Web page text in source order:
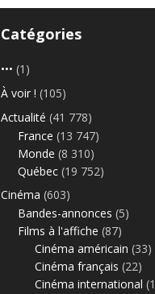
Catégories
••• (1)
À voir ! (105)
Actualité (41 778)
France (13 747)
Monde (8 310)
Québec (19 752)
Cinéma (603)
Bandes-annonces (5)
Films à l'affiche (87)
Cinéma américain (33)
Cinéma français (22)
Cinéma international